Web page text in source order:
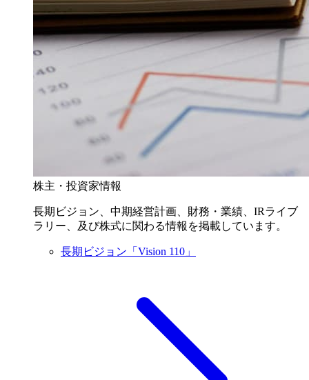
株主・投資家情報
長期ビジョン、中期経営計画、財務・業績、IRライブ
ラリー、及び株式に関わる情報を掲載しています。
長期ビジョン「Vision 110」